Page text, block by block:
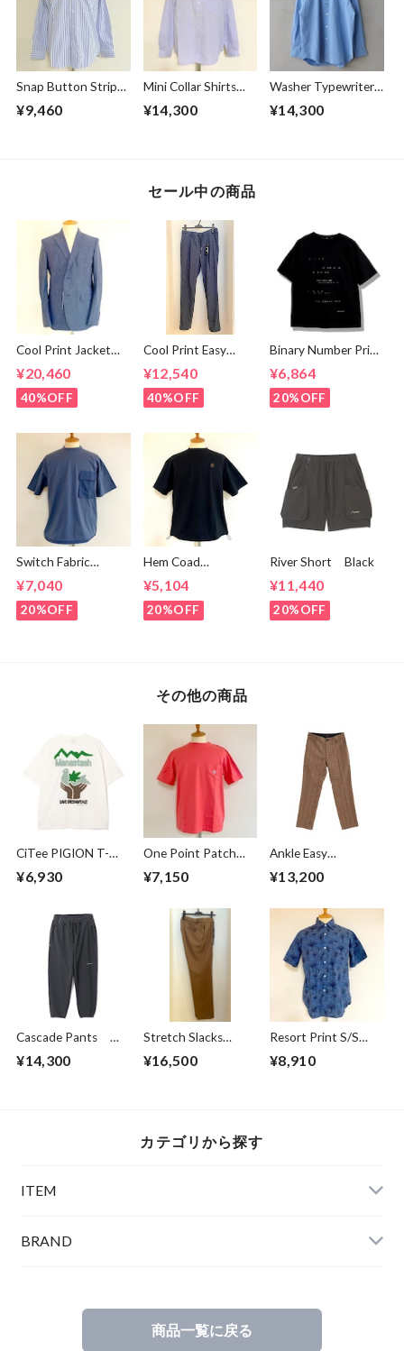
Snap Button Stripe
Band Collar L/S
Shirts White
¥9,460
Mini Collar Shirts
White Stripe
¥14,300
Washer Typewriter
Loose Fit Band
Collar Shirt Blue
¥14,300
セール中の商品
Cool Print Jacket
¥20,460
40%OFF
Cool Print Easy
¥12,540
40%OFF
Binary Number Print
¥6,864
20%OFF
Switch Fabric
Pocket T-shirts
Ash Navy
¥7,040
20%OFF
Hem Coad
Embroidery T-
shirts Black /
Brown
¥5,104
20%OFF
River Short Black
¥11,440
20%OFF
その他の商品
CiTee PIGION T-
shirts White
¥6,930
One Point Patch
Pocket T-shirts
Sunset
¥7,150
Ankle Easy
Trousers Beige
Check
¥13,200
Cascade Pants
Black
¥14,300
Stretch Slacks
Pants Brown
¥16,500
Resort Print S/S
Shirts Blue
¥8,910
カテゴリから探す
ITEM
BRAND
商品一覧に戻る